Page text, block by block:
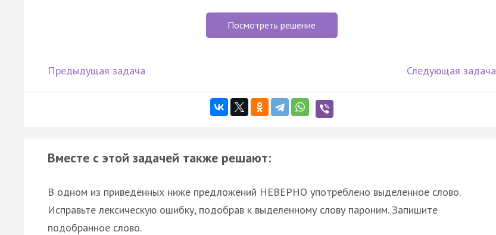
Посмотреть решение
Предыдущая задача Следующая задача
Вместе с этой задачей также решают:
В одном из приведённых ниже предложений НЕВЕРНО употреблено выделенное слово.
Исправьте лексическую ошибку, подобрав к выделенному слову пароним. Запишите
подобранное слово.